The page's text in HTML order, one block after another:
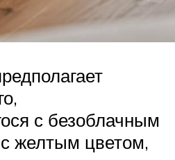
с безоблачным
желтым цветом,